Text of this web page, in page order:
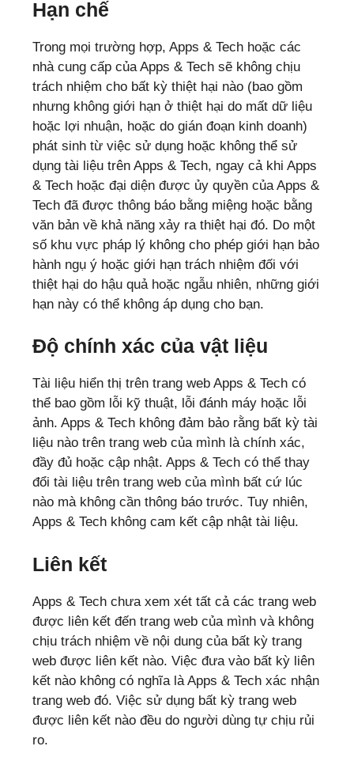
Hạn chế
Trong mọi trường hợp, Apps & Tech hoặc các
nhà cung cấp của Apps & Tech sẽ không chịu
trách nhiệm cho bất kỳ thiệt hại nào (bao gồm
nhưng không giới hạn ở thiệt hại do mất dữ liệu
hoặc lợi nhuận, hoặc do gián đoạn kinh doanh)
phát sinh từ việc sử dụng hoặc không thể sử
dụng tài liệu trên Apps & Tech, ngay cả khi Apps
& Tech hoặc đại diện được ủy quyền của Apps &
Tech đã được thông báo bằng miệng hoặc bằng
văn bản về khả năng xảy ra thiệt hại đó. Do một
số khu vực pháp lý không cho phép giới hạn bảo
hành ngụ ý hoặc giới hạn trách nhiệm đối với
thiệt hại do hậu quả hoặc ngẫu nhiên, những giới
hạn này có thể không áp dụng cho bạn.
Độ chính xác của vật liệu
Tài liệu hiển thị trên trang web Apps & Tech có
thể bao gồm lỗi kỹ thuật, lỗi đánh máy hoặc lỗi
ảnh. Apps & Tech không đảm bảo rằng bất kỳ tài
liệu nào trên trang web của mình là chính xác,
đầy đủ hoặc cập nhật. Apps & Tech có thể thay
đổi tài liệu trên trang web của mình bất cứ lúc
nào mà không cần thông báo trước. Tuy nhiên,
Apps & Tech không cam kết cập nhật tài liệu.
Liên kết
Apps & Tech chưa xem xét tất cả các trang web
được liên kết đến trang web của mình và không
chịu trách nhiệm về nội dung của bất kỳ trang
web được liên kết nào. Việc đưa vào bất kỳ liên
kết nào không có nghĩa là Apps & Tech xác nhận
trang web đó. Việc sử dụng bất kỳ trang web
được liên kết nào đều do người dùng tự chịu rủi
ro.